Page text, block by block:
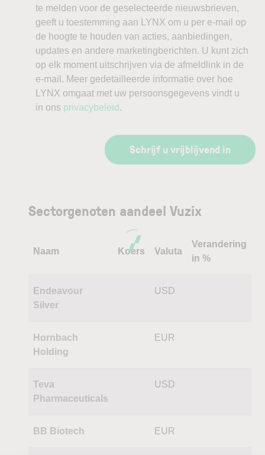
te melden voor de geselecteerde nieuwsbrieven,
geeft u toestemming aan LYNX om u per e-mail op
de hoogte te houden van acties, aanbiedingen,
updates en andere marketingberichten. U kunt zich
op elk moment uitschrijven via de afmeldlink in de
e-mail. Meer gedetailleerde informatie over hoe
LYNX omgaat met uw persoonsgegevens vindt u
in ons privacybeleid .
Schrijf u vrijblijvend in
Sectorgenoten aandeel Vuzix
Naam Koers Valuta
Verandering
in %
Endeavour
Silver
USD
Hornbach
Holding
EUR
Teva
Pharmaceuticals
USD
BB Biotech EUR